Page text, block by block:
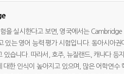
험을 실시한다고 보면, 영국에서는
있는 영어 능력 평가 시험입니다. 동아시아
습니다. 따라서, 호주, 뉴질랜드, 캐나다
대한 인식이 높아지고 있으며, 많은 어학연